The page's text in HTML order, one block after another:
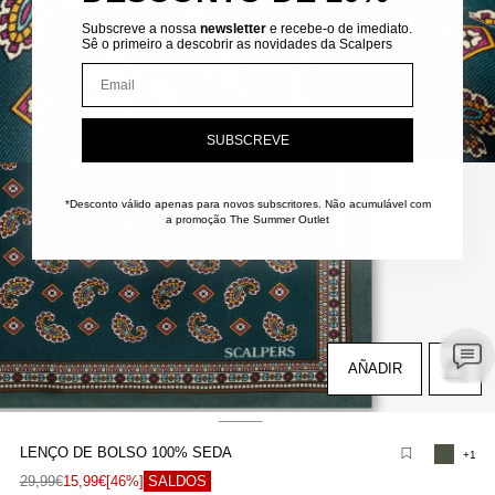
LENÇO DE BOLSO 100% SEDA +1
29,99€15,99€[46%] SALDOS
AÑADIR
Subscreve a nossa newsletter e recebe-o de imediato.
Sê o primeiro a descobrir as novidades da Scalpers
Email
SUBSCREVE
*Desconto válido apenas para novos subscritores. Não acumulável com
a promoção The Summer Outlet